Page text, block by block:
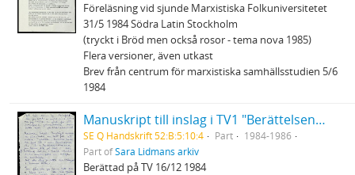
Föreläsning vid sjunde Marxistiska Folkuniversitetet
31/5 1984 Södra Latin Stockholm
(tryckt i Bröd men också rosor - tema nova 1985)
Flera versioner, även utkast
Brev från centrum för marxistiska samhällsstudien 5/6
1984
Manuskript till inslag i TV1 "Berättelsen ur bakfickan" ... när dem sopade hela byn oppåt väggarna...
SE Q Handskrift 52:B:5:10:4 Part
1984-1986
Part ofSara Lidmans arkiv
Berättad på TV 16/12 1984